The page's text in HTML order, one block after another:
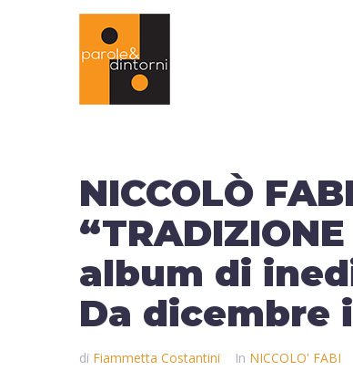
NICCOLÒ
album di
Da dicembre
di Fiammetta Costantini In NICCOLO' FABI